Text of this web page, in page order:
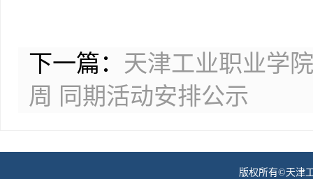
下一篇： 天津工业职业学
周 同期活动安排公示
版权所有©天津